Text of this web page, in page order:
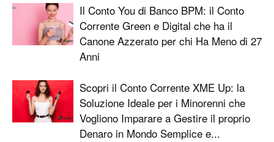
Il Conto You di Banco BPM: il Conto
Corrente Green e Digital che ha il
Canone Azzerato per chi Ha Meno di 27
Anni
Scopri il Conto Corrente XME Up: la
Soluzione Ideale per i Minorenni che
Vogliono Imparare a Gestire il proprio
Denaro in Mondo Semplice e...